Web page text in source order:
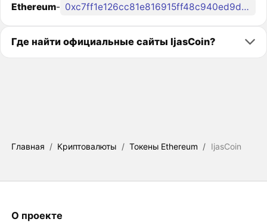
Ethereum- 0xc7ff1e126cc81e816915ff48c940ed9d4e6d05d6
Где найти официальные сайты IjasCoin?
Главная / Криптовалюты / Токены Ethereum / IjasCoin
О проекте